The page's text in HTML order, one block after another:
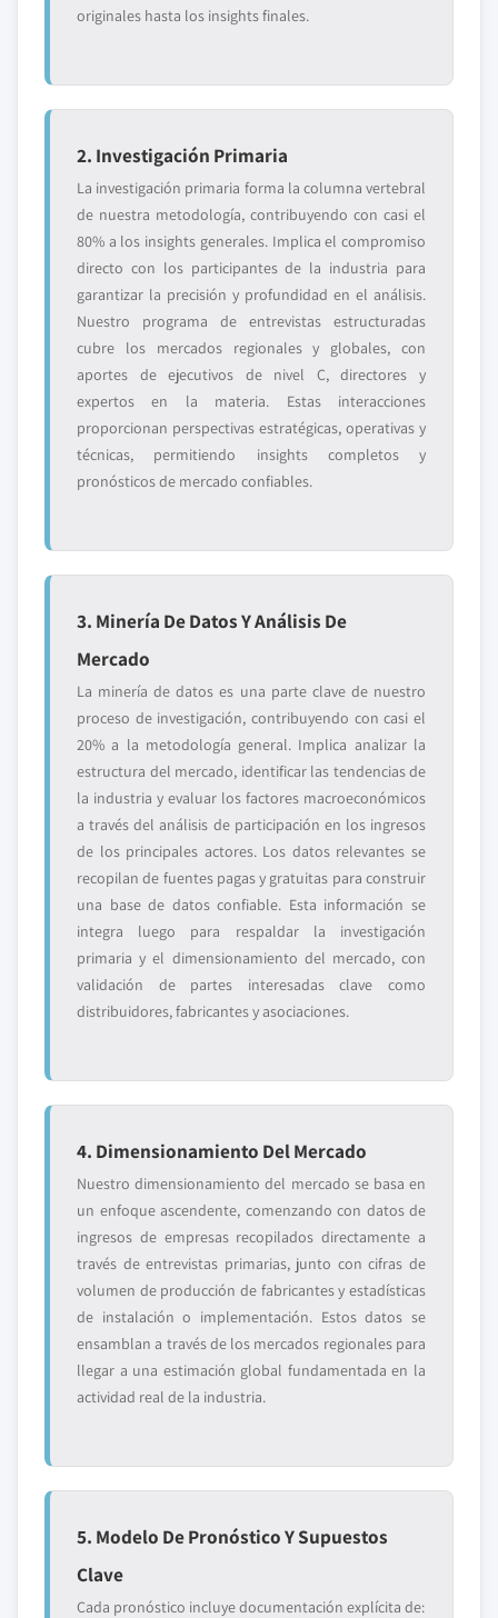
originales hasta los insights finales.
2. Investigación Primaria
La investigación primaria forma la columna vertebral
de nuestra metodología, contribuyendo con casi el
80% a los insights generales. Implica el compromiso
directo con los participantes de la industria para
garantizar la precisión y profundidad en el análisis.
Nuestro programa de entrevistas estructuradas
cubre los mercados regionales y globales, con
aportes de ejecutivos de nivel C, directores y
expertos en la materia. Estas interacciones
proporcionan perspectivas estratégicas, operativas y
técnicas, permitiendo insights completos y
pronósticos de mercado confiables.
3. Minería De Datos Y Análisis De
Mercado
La minería de datos es una parte clave de nuestro
proceso de investigación, contribuyendo con casi el
20% a la metodología general. Implica analizar la
estructura del mercado, identificar las tendencias de
la industria y evaluar los factores macroeconómicos
a través del análisis de participación en los ingresos
de los principales actores. Los datos relevantes se
recopilan de fuentes pagas y gratuitas para construir
una base de datos confiable. Esta información se
integra luego para respaldar la investigación
primaria y el dimensionamiento del mercado, con
validación de partes interesadas clave como
distribuidores, fabricantes y asociaciones.
4. Dimensionamiento Del Mercado
Nuestro dimensionamiento del mercado se basa en
un enfoque ascendente, comenzando con datos de
ingresos de empresas recopilados directamente a
través de entrevistas primarias, junto con cifras de
volumen de producción de fabricantes y estadísticas
de instalación o implementación. Estos datos se
ensamblan a través de los mercados regionales para
llegar a una estimación global fundamentada en la
actividad real de la industria.
5. Modelo De Pronóstico Y Supuestos
Clave
Cada pronóstico incluye documentación explícita de: